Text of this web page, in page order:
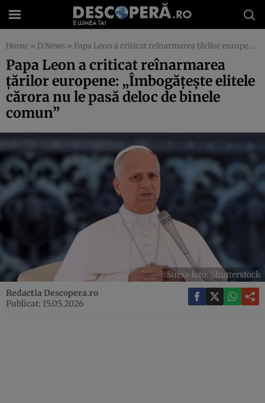
Home » D:News » Papa Leon a criticat reînarmarea țărilor europene: „Îmbogățește elitele cărora nu le pasă deloc de binele comun”
Papa Leon a criticat reînarmarea
țărilor europene: „Îmbogățește elitele
cărora nu le pasă deloc de binele
comun”
Sursa foto: Shutterstock
Redactia Descopera.ro
Publicat: 15.05.2026